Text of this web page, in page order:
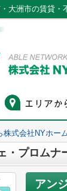
大洲市の賃貸・
株式会社NYホー
・プロムナ
アン